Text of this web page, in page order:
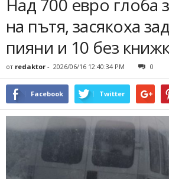
Над 700 евро глоба
на пътя, засякоха
пияни и 10 без
от redaktor - 2026/06/16 12:40:34 PM 0
Facebook Twitter